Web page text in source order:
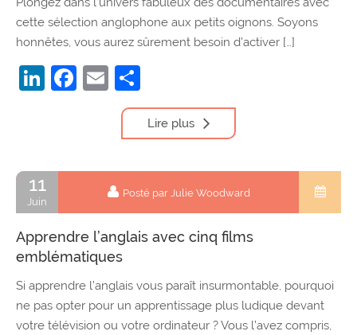
cette sélection anglophone aux petits oignons. Soyons
honnêtes, vous aurez sûrement besoin d’activer […]
LinkedIn
Facebook
Email
Lire plus
11
Juin
Posté par Julie Woodward
Apprendre l’anglais avec cinq films
emblématiques
Si apprendre l’anglais vous paraît insurmontable, pourquoi
ne pas opter pour un apprentissage plus ludique devant
votre télévision ou votre ordinateur ? Vous l’avez compris,